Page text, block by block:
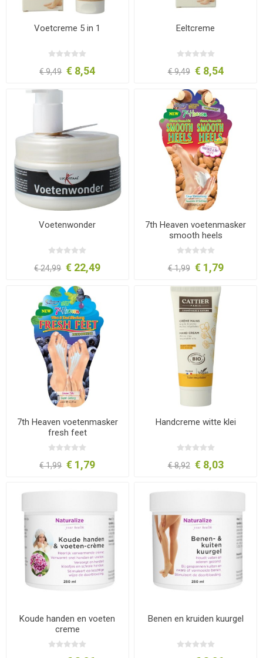
Voetcreme 5 in 1
€ 9,49 € 8,54
Eeltcreme
€ 9,49 € 8,54
Voetenwonder
€ 24,99 € 22,49
7th Heaven voetenmasker
smooth heels
€ 1,99 € 1,79
7th Heaven voetenmasker
fresh feet
€ 1,99 € 1,79
Handcreme witte klei
€ 8,92 € 8,03
Koude handen en voeten
creme
Benen en kruiden kuurgel